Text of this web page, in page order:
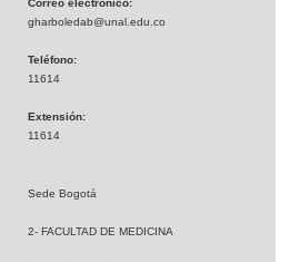
Correo electrónico:
gharboledab@unal.edu.co
Teléfono:
11614
Extensión:
11614
Sede Bogotá
2- FACULTAD DE MEDICINA